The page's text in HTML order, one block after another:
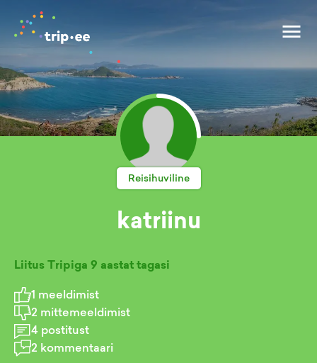
Reisihuviline
katriinu
Liitus Tripiga 9 aastat tagasi
1 meeldimist
2 mittemeeldimist
4 postitust
2 kommentaari